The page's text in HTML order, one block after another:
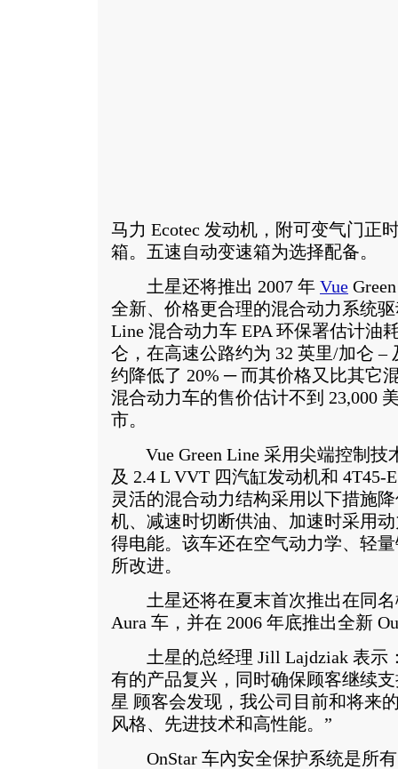
马力 Ecotec 发动机，附可变气门正
箱。五速自动变速箱为选择配备。
土星还将推出 2007 年 Vue
全新、价格更合理的混合动力系统驱
Line 混合动力车 EPA 环保署估计油
仑，在高速公路约为 32 英里/加仑 –
约降低了 20% ─ 而其价格又比其它
混合动力车的售价估计不到 23,000
市。
Vue Green Line 采用尖端控制技
及 2.4 L VVT 四汽缸发动机和 4T45-
灵活的混合动力结构采用以下措施
机、减速时切断供油、加速时采用
得电能。该车还在空气动力学、轻
所改进。
土星还将在夏末首次推出在同名
Aura 车，并在 2006 年底推出全新
土星的总经理 Jill Lajdziak 表示
有的产品复兴，同时确保顾客继续
星 顾客会发现，我公司目前和将来
风格、先进技术和高性能。”
OnStar 车內安全保护系统是所有